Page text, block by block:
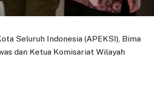
Seluruh Indonesia (APEKSI), Bima
dan Ketua Komisariat Wilayah